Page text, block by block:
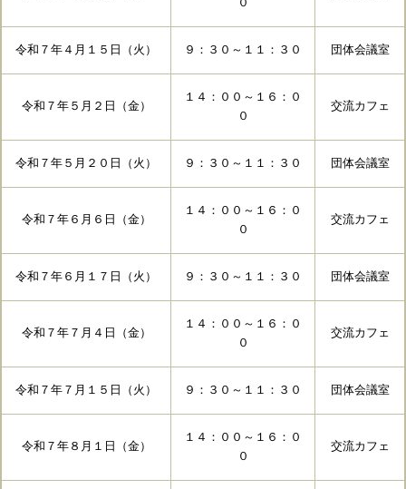
令和７年４月１５日（火） ９：３０～１１：３０ 団体会議室
令和７年５月２日（金）
１４：００～１６：０
０
交流カフェ
令和７年５月２０日（火） ９：３０～１１：３０ 団体会議室
令和７年６月６日（金）
１４：００～１６：０
０
交流カフェ
令和７年６月１７日（火） ９：３０～１１：３０ 団体会議室
令和７年７月４日（金）
１４：００～１６：０
０
交流カフェ
令和７年７月１５日（火） ９：３０～１１：３０ 団体会議室
令和７年８月１日（金）
１４：００～１６：０
０
交流カフェ